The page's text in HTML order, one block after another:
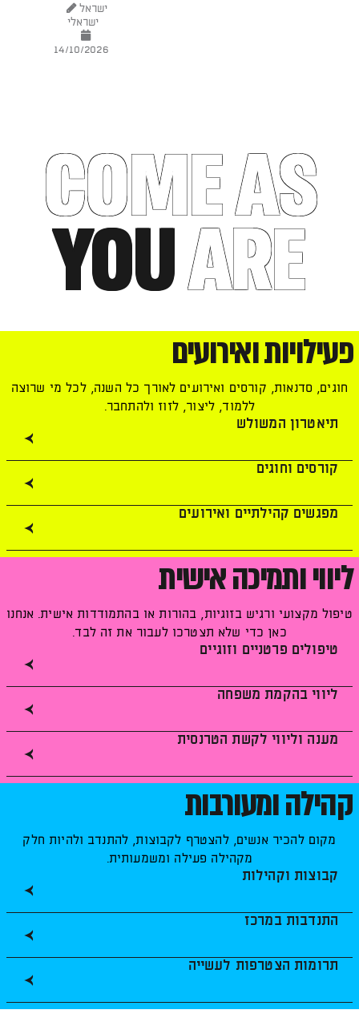
ישראל
ישראלי
14/10/2026
COME AS
YOUARE
פעילויות ואירועים
חוגים, סדנאות, קורסים ואירועים לאורך כל השנה, לכל מי שרוצה
ללמוד, ליצור, לזוז ולהתחבר.
תיאטרון המשולש
קורסים וחוגים
מפגשים קהילתיים ואירועים
ליווי ותמיכה אישית
טיפול מקצועי ורגיש בזוגיות, בהורות או בהתמודדות אישית. אנחנו
כאן כדי שלא תצטרכו לעבור את זה לבד.
טיפולים פרטניים וזוגיים
ליווי בהקמת משפחה
מענה וליווי לקשת הטרנסית
קהילה ומעורבות
מקום להכיר אנשים, להצטרף לקבוצות, להתנדב ולהיות חלק
מקהילה פעילה ומשמעותית.
קבוצות וקהילות
התנדבות במרכז
תרומות הצטרפות לעשייה